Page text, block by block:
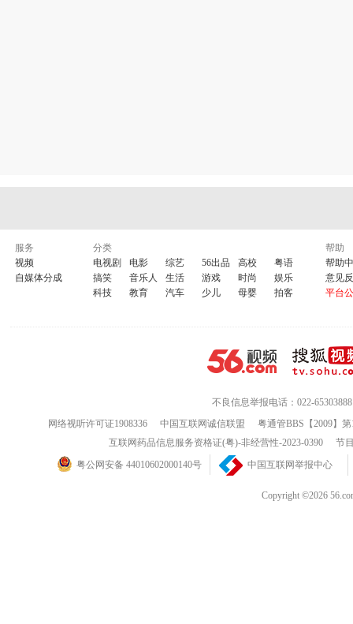
服务
视频
自媒体分成
分类
电视剧
电影 综艺 56出品 高校
粤语
搞笑
音乐人 生活 游戏 时尚
娱乐
科技
教育 汽车 少儿 母婴 拍客
帮助
帮助
意见
平台
不良信息举报电话：022-65303888
网络视听许可证1908336
中国互联网诚信联盟
粤通管BBS【2009】
互联网药品信息服务资格证(粤)-非经营性-2023-0390
节
粤公网安备 44010602000140号
中国互联网举报中心
Copyright ©2026